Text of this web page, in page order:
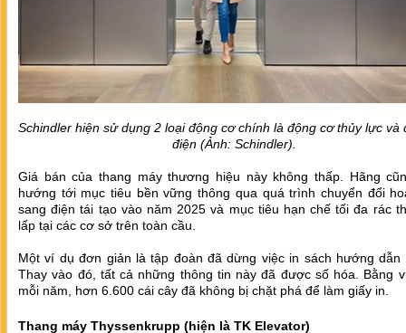
Schindler hiện sử dụng 2 loại động cơ chính là động cơ thủy lực và
điện (Ảnh: Schindler).
Giá bán của thang máy thương hiệu này không thấp. Hãng
hướng tới mục tiêu bền vững thông qua quá trình chuyển đổi
sang điện tái tạo vào năm 2025 và mục tiêu hạn chế tối đa rác
lấp tại các cơ sở trên toàn cầu.
Một ví dụ đơn giản là tập đoàn đã dừng việc in sách hướng dẫn
Thay vào đó, tất cả những thông tin này đã được số hóa. Bằng
mỗi năm, hơn 6.600 cái cây đã không bị chặt phá để làm giấy in.
Thang máy Thyssenkrupp (hiện là TK Elevator)